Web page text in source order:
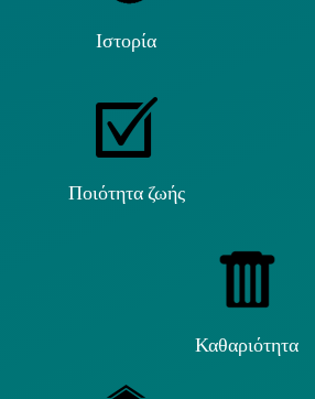
Ιστορία
Ποιότητα ζωής
Καθαριότητα